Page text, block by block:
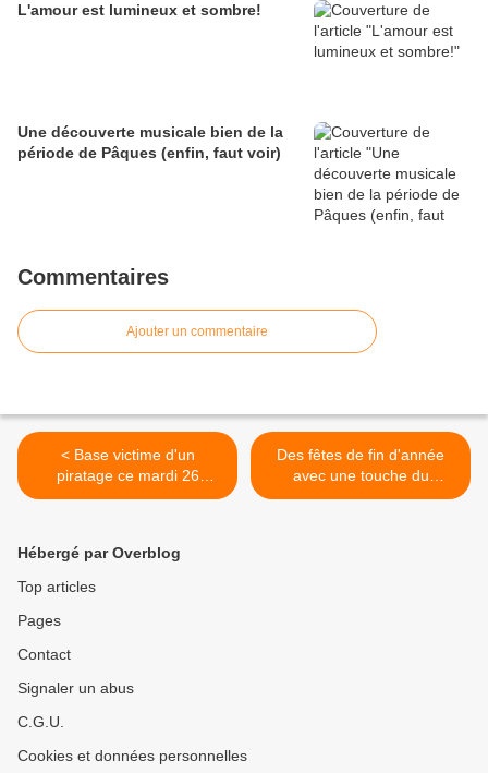
L'amour est lumineux et sombre!
Une découverte musicale bien de la
période de Pâques (enfin, faut voir)
Commentaires
Ajouter un commentaire
< Base victime d'un
piratage ce mardi 26
Novembre?
Des fêtes de fin d'année
avec une touche du
Portugal! >
Hébergé par Overblog
Top articles
Pages
Contact
Signaler un abus
C.G.U.
Cookies et données personnelles